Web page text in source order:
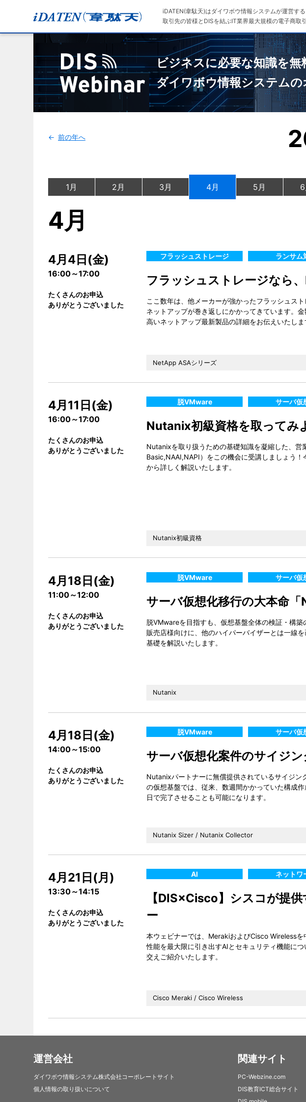
iDATEN(韋駄天)はダイワボウ情報システムが運営する
取引先の皆様とDISを結ぶIT業界最大規模の電子商取
ビジネスに必要な知識を無
ダイワボウ情報システム
前の年へ
1月 2月 3月 4月 5月 6
4月
4月4日(金)
16:00～17:00
たくさんのお申込
ありがとうございました
フラッシュストレージ ランサム
フラッシュストレージなら
ここ数年は、他メーカーが強かったフラッシュス
ネットアップが巻き返しにかかってきています。
高いネットアップ最新製品の詳細をお伝えいたしま
NetApp ASAシリーズ
4月11日(金)
16:00～17:00
たくさんのお申込
ありがとうございました
脱VMware サーバ仮
Nutanix初級資格を取ってみ
Nutanixを取り扱うための基礎知識を凝縮した、営
Basic,NAAI,NAPI）をこの機会に受講しましょう
から詳しく解説いたします。
Nutanix初級資格
4月18日(金)
11:00～12:00
たくさんのお申込
ありがとうございました
脱VMware サーバ仮
サーバ仮想化移行の大本命
脱VMwareを目指すも、仮想基盤全体の検証・構
販売店様向けに、他のハイパーバイザーとは一線
基礎を解説いたします。
Nutanix
4月18日(金)
14:00～15:00
たくさんのお申込
ありがとうございました
脱VMware サーバ仮
サーバ仮想化案件のサイジ
Nutanixパートナーに無償提供されているサイジン
の仮想基盤では、従来、数週間かかっていた構成
日で完了させることも可能になります。
Nutanix Sizer / Nutanix Collector
4月21日(月)
13:30～14:15
たくさんのお申込
ありがとうございました
AI ネットワ
【DIS×Cisco】シスコが提
ー
本ウェビナーでは、MerakiおよびCisco Wireless
性能を最大限に引き出すAIとセキュリティ機能に
交えご紹介いたします。
Cisco Meraki / Cisco Wireless
運営会社
ダイワボウ情報システム株式会社コーポレートサイト
個人情報の取り扱いについて
関連サイト
PC-Webzine.com
DIS教育ICT総合サイト